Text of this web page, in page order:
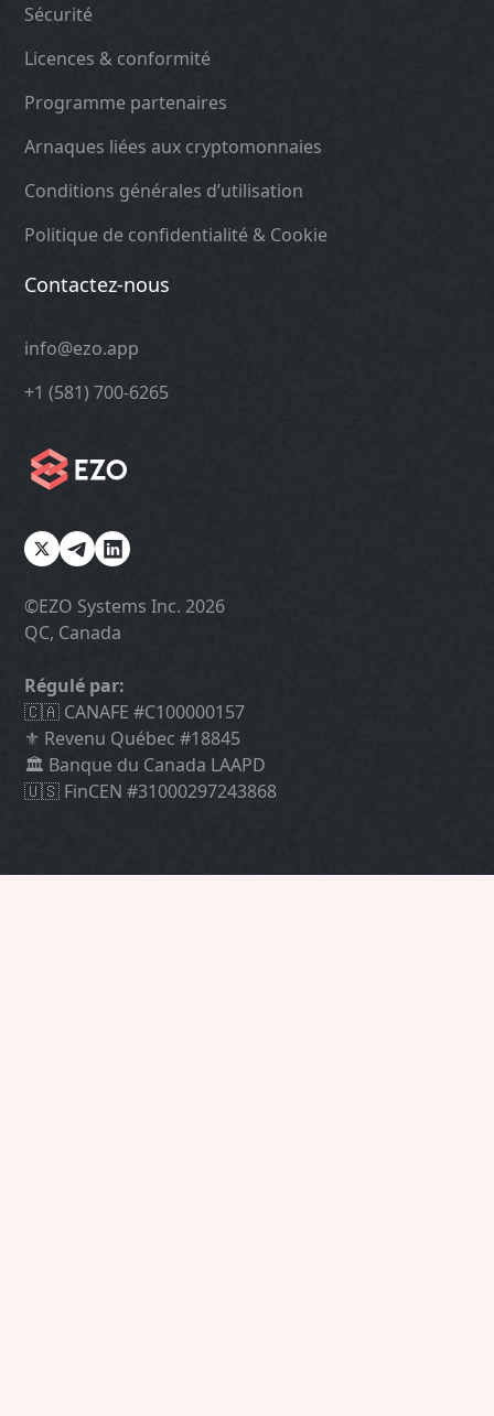
©️EZO Systems Inc. 2026
QC, Canada
Régulé par:
🇨🇦 CANAFE #C100000157
⚜️ Revenu Québec #18845
🏛 Banque du Canada LAAPD
🇺🇸 FinCEN #31000297243868
Sécurité
Licences & conformité
Programme partenaires
Arnaques liées aux cryptomonnaies
Conditions générales d’utilisation
Politique de confidentialité & Cookie
Contactez-nous
info@ezo.app
+1 (581) 700-6265